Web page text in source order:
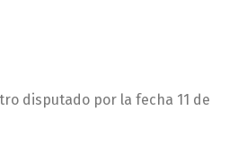
disputado por la fecha 11 de